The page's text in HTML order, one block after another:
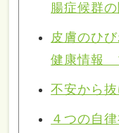
腸症候群
皮膚のひ
健康情報
不安から
４つの自